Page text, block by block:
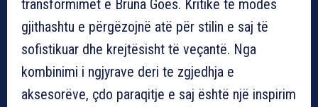
transformimet e Bruna Goes. Kritikë të modës
gjithashtu e përgëzojnë atë për stilin e saj të
sofistikuar dhe krejtësisht të veçantë. Nga
kombinimi i ngjyrave deri te zgjedhja e
aksesorëve, çdo paraqitje e saj është një inspirim